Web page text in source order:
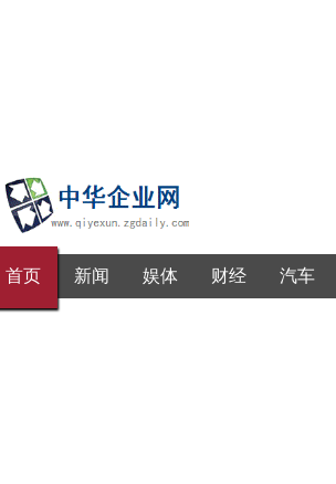
首页 新闻 娱体 财经 汽车